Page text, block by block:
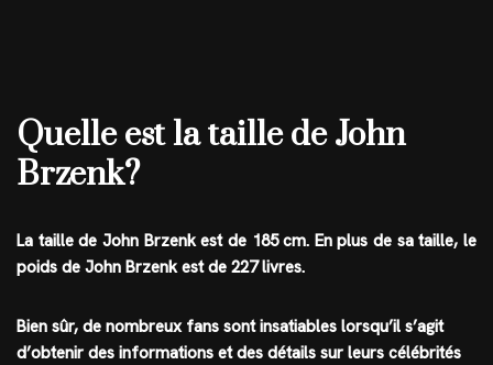
Quelle est la taille de John
Brzenk?
La taille de John Brzenk est de 185 cm. En plus de sa taille, le
poids de John Brzenk est de 227 livres.
Bien sûr, de nombreux fans sont insatiables lorsqu’il s’agit
d’obtenir des informations et des détails sur leurs célébrités